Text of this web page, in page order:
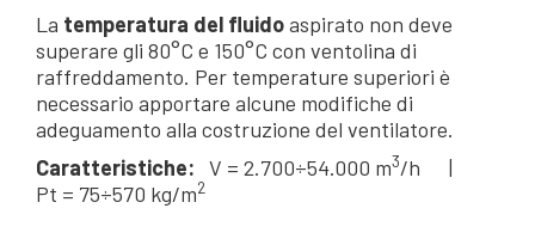
La temperatura del fluidoaspirato non deve
superare gli 80°C e 150°C con ventolina di
raffreddamento. Per temperature superiori è
necessario apportare alcune modifiche di
adeguamento alla costruzione del ventilatore.
Caratteristiche: V = 2.700÷54.000 m3/h |
Pt = 75÷570 kg/m2